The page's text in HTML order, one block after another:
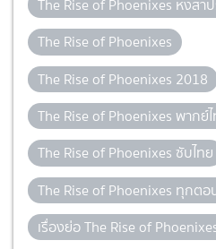
The Rise of Phoenixes หงสา
The Rise of Phoenixes
The Rise of Phoenixes 2018
The Rise of Phoenixes พากย์
The Rise of Phoenixes ซับไทย
The Rise of Phoenixes ทุกตอ
เรื่องย่อ The Rise of